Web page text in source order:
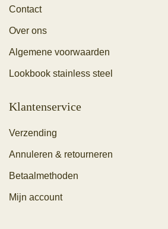
Contact
Over ons
Algemene voorwaarden
Lookbook stainless steel
Klantenservice
Verzending
Annuleren & retourneren
Betaalmethoden
Mijn account